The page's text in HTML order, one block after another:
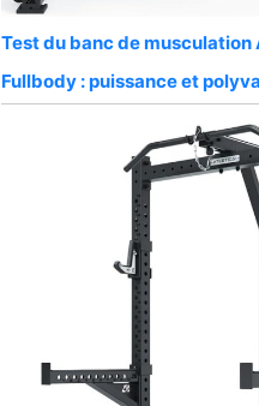
Test du banc de musculation
Fullbody : puissance et